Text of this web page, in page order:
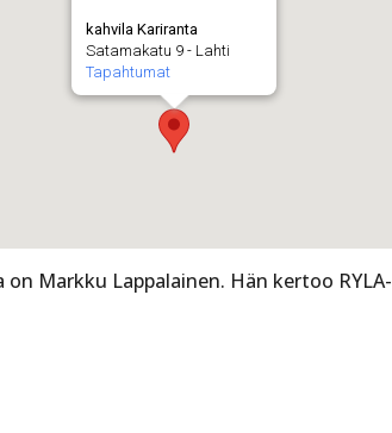
kahvila Kariranta
Satamakatu 9 - Lahti
Tapahtumat
Markku Lappalainen. Hän kertoo RYLA-